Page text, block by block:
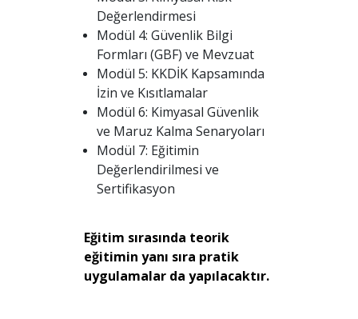
Değerlendirmesi
Modül 4: Güvenlik Bilgi
Formları (GBF) ve Mevzuat
Modül 5: KKDİK Kapsamında
İzin ve Kısıtlamalar
Modül 6: Kimyasal Güvenlik
ve Maruz Kalma Senaryoları
Modül 7: Eğitimin
Değerlendirilmesi ve
Sertifikasyon
Eğitim sırasında teorik
eğitimin yanı sıra pratik
uygulamalar da yapılacaktır.